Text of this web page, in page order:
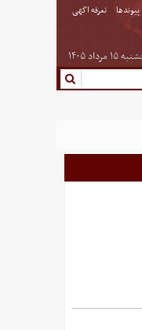
پیوندها تعرفه اگهی
مرداد ۱۴۰۵